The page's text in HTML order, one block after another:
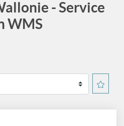
- Service
WMS